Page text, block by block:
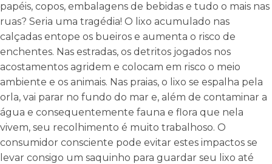
papéis, copos, embalagens de bebidas e tudo o mais nas
ruas? Seria uma tragédia! O lixo acumulado nas
calçadas entope os bueiros e aumenta o risco de
enchentes. Nas estradas, os detritos jogados nos
acostamentos agridem e colocam em risco o meio
ambiente e os animais. Nas praias, o lixo se espalha pela
orla, vai parar no fundo do mar e, além de contaminar a
água e consequentemente fauna e flora que nela
vivem, seu recolhimento é muito trabalhoso. O
consumidor consciente pode evitar estes impactos se
levar consigo um saquinho para guardar seu lixo até